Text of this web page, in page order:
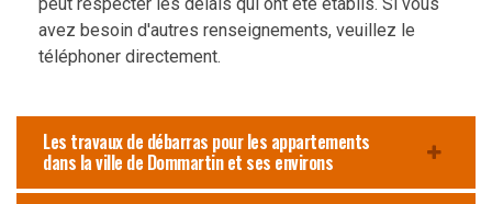
avez besoin d'autres renseignements, veuillez le
téléphoner directement.
Les travaux de débarras pour les appartements
dans la ville de Dommartin et ses environs